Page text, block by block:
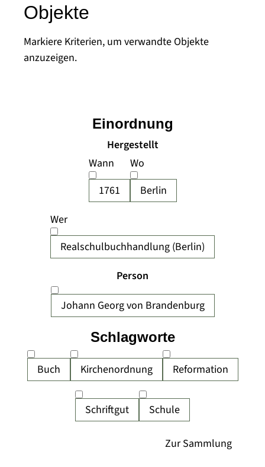
Objekte
Markiere Kriterien, um verwandte Objekte
anzuzeigen.
Hergestellt
Wann
1761
Wo
Berlin
Wer
Realschulbuchhandlung (Berlin)
Person
Johann Georg von Brandenburg
Buch Kirchenordnung Reformation
Schriftgut Schule
Einordnung
Schlagworte